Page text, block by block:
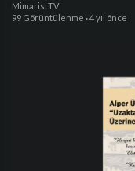
MimaristTV
99 Görüntülenme ·4 yıl önce